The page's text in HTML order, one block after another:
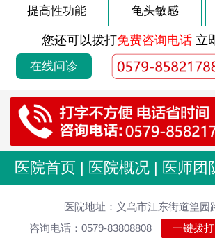
提高性功能 龟头敏感
您还可以拨打免费咨询电话立
在线问诊
医院首页 | 医院概况 | 医师团
医院地址：义乌市江东街道篁园
咨询电话：0579-83808808
一键拨打